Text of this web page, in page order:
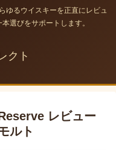
ゆるウイスキーを正直にレビュ
選びをサポートします。
クト
レビュー
ルト